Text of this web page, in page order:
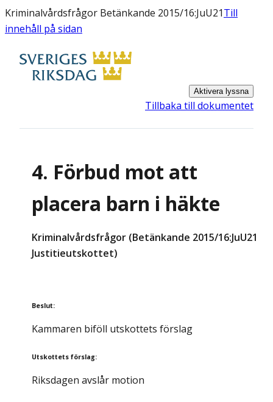
Kriminalvårdsfrågor Betänkande 2015/16:JuU21Till
innehåll på sidan
Aktivera lyssna
Tillbaka till dokumentet
4. Förbud mot att
placera barn i häkte
Kriminalvårdsfrågor (Betänkande 2015/16:JuU21
Justitieutskottet)
Beslut:
Kammaren biföll utskottets förslag
Utskottets förslag:
Riksdagen avslår motion